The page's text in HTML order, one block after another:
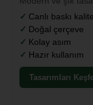
Canlı baskı
Doğal çerçeve
Kolay asım
Hazır kullanım
Tasarımları